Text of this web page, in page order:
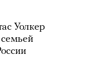
Уолкер
семьей